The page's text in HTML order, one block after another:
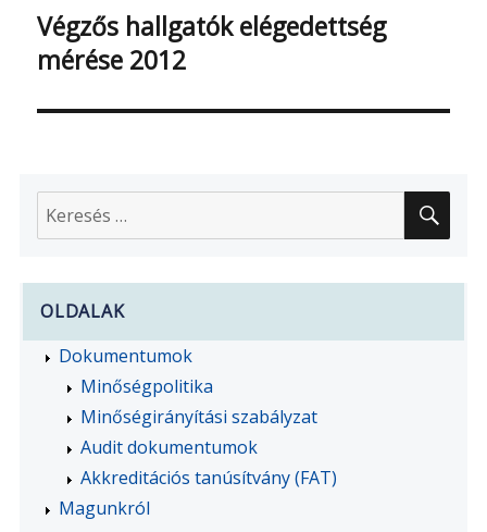
Következő
bejegyzés:
Végzős hallgatók elégedettség
mérése 2012
Keresés
a
OLDALAK
Dokumentumok
Minőségpolitika
Minőségirányítási szabályzat
Audit dokumentumok
Akkreditációs tanúsítvány (FAT)
Magunkról